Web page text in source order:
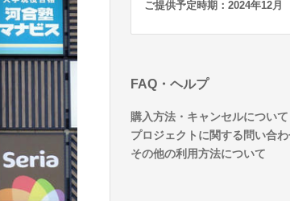
ご提供予定時期：2024年12月
FAQ・ヘルプ
購入方法・キャンセルについて
プロジェクトに関する問い合
その他の利用方法について